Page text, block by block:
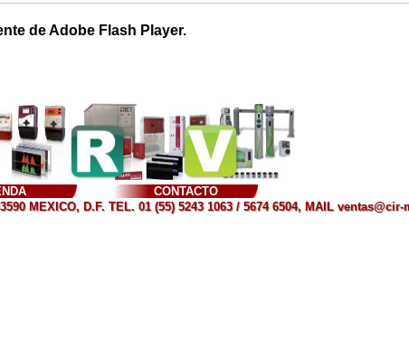
de Adobe Flash Player.
CONTACTO
MEXICO, D.F. TEL. 01 (55) 5243 1063 / 5674 6504, MAIL